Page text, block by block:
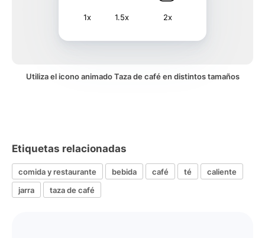
1x 1.5x 2x
Utiliza el icono animado Taza de café en distintos tamaños
Etiquetas relacionadas
comida y restaurante bebida café té
caliente
jarra
taza de café